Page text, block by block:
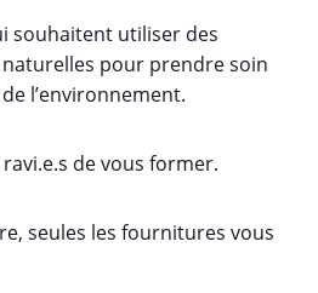
souhaitent utiliser des
pour prendre soin
l’environnement.
de vous former.
seules les fournitures vous